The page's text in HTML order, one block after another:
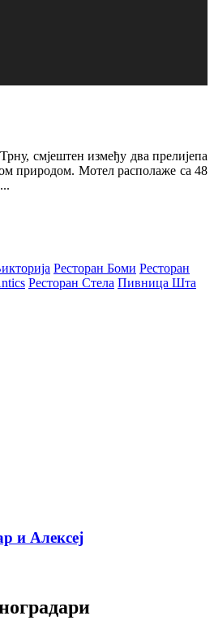
смјештен између два прелијепа
природом. Мотел располаже са 48
Ресторан Боми Ресторан
Ресторан Стела Пивница Шта
и Алексеј